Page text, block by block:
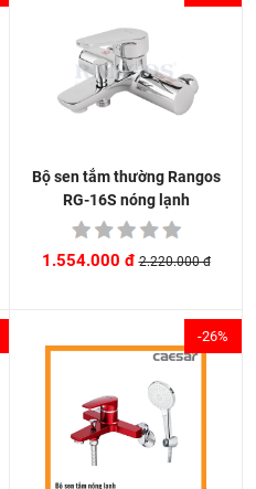
Bộ sen tắm thường Rangos
RG-16S nóng lạnh
1.554.000 đ 2.220.000 đ
-26%